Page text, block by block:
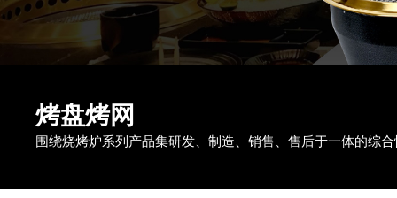
烤盘烤网
围绕烧烤炉系列产品集研发、制造、销售、售后于一体的综